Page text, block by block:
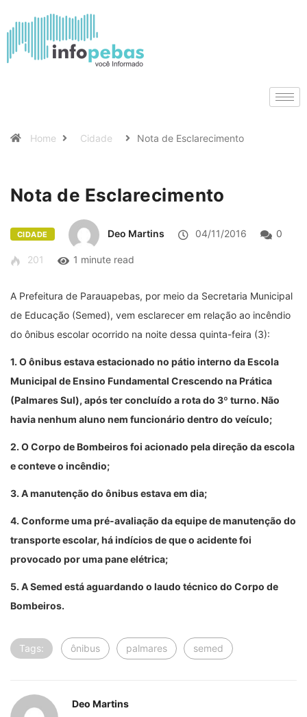
Home Cidade Nota de Esclarecimento
Nota de Esclarecimento
CIDADE Deo Martins 04/11/2016 0
201 1 minute read
A Prefeitura de Parauapebas, por meio da Secretaria Municipal
de Educação (Semed), vem esclarecer em relação ao incêndio
do ônibus escolar ocorrido na noite dessa quinta-feira (3):
1. O ônibus estava estacionado no pátio interno da Escola
Municipal de Ensino Fundamental Crescendo na Prática
(Palmares Sul), após ter concluído a rota do 3º turno. Não
havia nenhum aluno nem funcionário dentro do veículo;
2. O Corpo de Bombeiros foi acionado pela direção da escola
e conteve o incêndio;
3. A manutenção do ônibus estava em dia;
4. Conforme uma pré-avaliação da equipe de manutenção do
transporte escolar, há indícios de que o acidente foi
provocado por uma pane elétrica;
5. A Semed está aguardando o laudo técnico do Corpo de
Bombeiros.
Tags: ônibus palmares semed
Deo Martins